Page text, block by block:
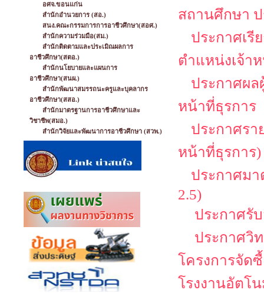
อศจ.ขอนแก่น
สำนักอำนวยการ (สอ.)
สนง.คณะกรรมการการอาชีวศึกษา(สอศ.)
สำนักความร่วมมือ(สม.)
สำนักติดตามและประเมิณผลการ
อาชีวศึกษา(สตอ.)
สำนักนโยบายและแผนการ
อาชีวศึกษา(สนผ.)
สำนักพัฒนาสมรรถนะครูและบุคลากร
อาชีวศึกษา(สสอ.)
สำนักมาตรฐานการอาชีวศึกษาและ
วิชาชีพ(สมอ.)
สำนักวิจัยและพัฒนาการอาชีวศึกษา (สวพ.)
สถานศึกษา ป
ประกาศเรี
ตำแหน่งเจ้า
ประกาศผล
หน้าที่ธุรการ
ประกาศรา
หน้าที่ธุรการ)
ประกาศมา
2.5)
ประกาศรั
ประกาศวิ
โครงการจัด
โรงงานอัตโ